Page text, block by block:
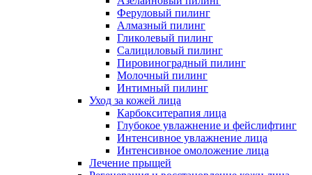
Феруловый пилинг
Алмазный пилинг
Гликолевый пилинг
Салициловый пилинг
Пировиноградный пилинг
Молочный пилинг
Интимный пилинг
Уход за кожей лица
Карбокситерапия лица
Глубокое увлажнение и фейслифтинг
Интенсивное увлажнение лица
Интенсивное омоложение лица
Лечение прыщей